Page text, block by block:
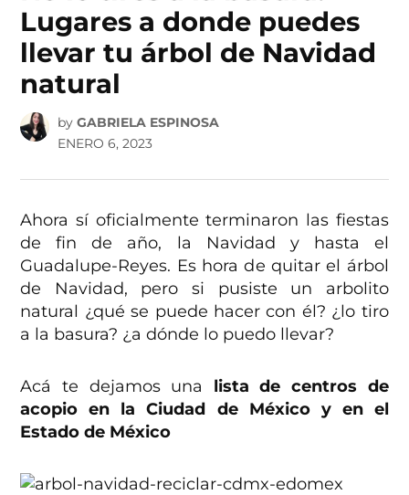
Lugares a donde puedes
llevar tu árbol de Navidad
natural
by GABRIELA ESPINOSA
ENERO 6, 2023
Ahora sí oficialmente terminaron las fiestas
de fin de año, la Navidad y hasta el
Guadalupe-Reyes. Es hora de quitar el árbol
de Navidad, pero si pusiste un arbolito
natural ¿qué se puede hacer con él? ¿lo tiro
a la basura? ¿a dónde lo puedo llevar?
Acá te dejamos una lista de centros de
acopio en la Ciudad de México y en el
Estado de México